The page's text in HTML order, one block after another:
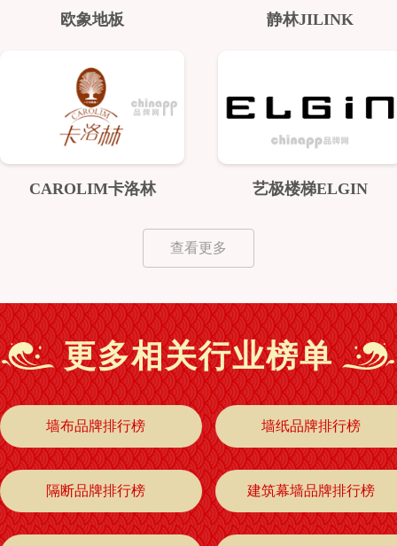
欧象地板 静林JILINK
CAROLIM卡洛林 艺极楼梯ELGIN
查看更多
更多相关行业榜单
墙布品牌排行榜 墙纸品牌排行榜
隔断品牌排行榜 建筑幕墙品牌排行榜